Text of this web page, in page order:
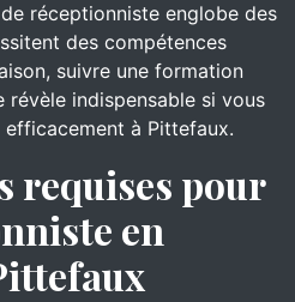
réceptionniste englobe des
des compétences
suivre une formation
indispensable si vous
à Pittefaux.
requises pour
en